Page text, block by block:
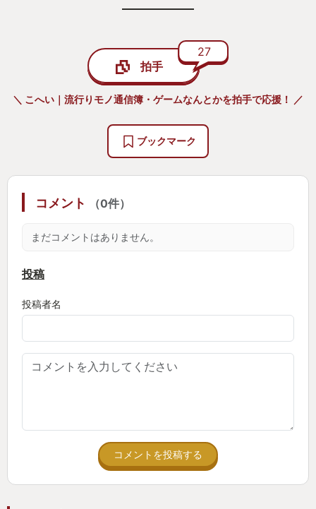
お父さんはどうしてファイアローなの？ラウドボー
お父さんの好きなヌメルゴン、ぬるぬるしてそうで
私はちょっと触れないかも。
ファイアローがいたって良いだろ。ヌメルゴンがい
たって良いだろ。
お父さんがポケモントレーナーとしての死期を感じ
まだもうしばらく闘えそうかなと思い改めるように
拍手
27
＼ こへい｜流行りモノ通信簿・ゲームなんとかを拍手で応援！ ／
ブックマーク
コメント （0件）
まだコメントはありません。
投稿
投稿者名
コメントを投稿する